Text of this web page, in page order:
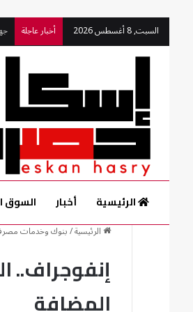
السبت, 8 أغسطس 2026 أخبار عاجلة
الرئيسية أخبار السوق
الرئيسية/بنوك وخدمات
إنفوجراف..
المضافة